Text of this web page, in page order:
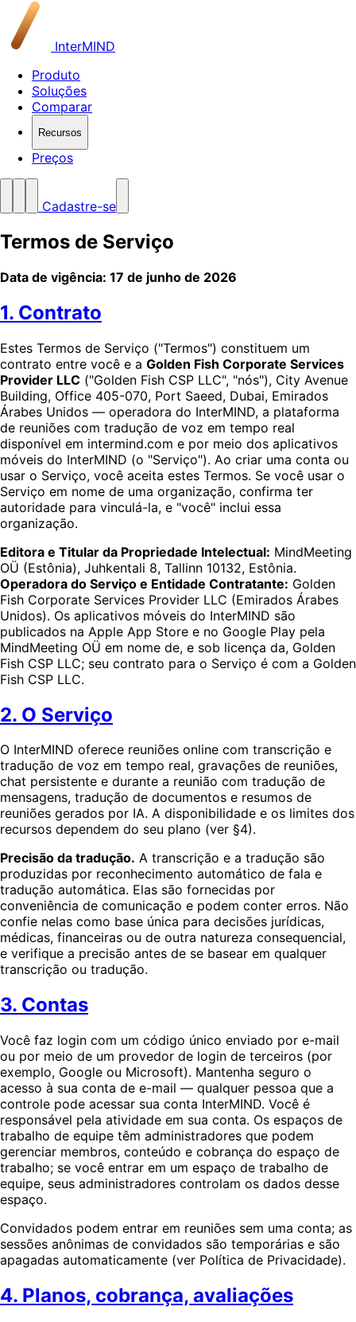
InterMIND
Produto
Soluções
Comparar
Recursos
Preços
Cadastre-se
Termos de Serviço
Data de vigência: 17 de junho de 2026
1. Contrato
Estes Termos de Serviço ("Termos") constituem um
contrato entre você e a Golden Fish Corporate Services
Provider LLC ("Golden Fish CSP LLC", "nós"), City Avenue
Building, Office 405-070, Port Saeed, Dubai, Emirados
Árabes Unidos — operadora do InterMIND, a plataforma
de reuniões com tradução de voz em tempo real
disponível em intermind.com e por meio dos aplicativos
móveis do InterMIND (o "Serviço"). Ao criar uma conta ou
usar o Serviço, você aceita estes Termos. Se você usar o
Serviço em nome de uma organização, confirma ter
autoridade para vinculá-la, e "você" inclui essa
organização.
Editora e Titular da Propriedade Intelectual: MindMeeting
OÜ (Estônia), Juhkentali 8, Tallinn 10132, Estônia.
Operadora do Serviço e Entidade Contratante: Golden
Fish Corporate Services Provider LLC (Emirados Árabes
Unidos). Os aplicativos móveis do InterMIND são
publicados na Apple App Store e no Google Play pela
MindMeeting OÜ em nome de, e sob licença da, Golden
Fish CSP LLC; seu contrato para o Serviço é com a Golden
Fish CSP LLC.
2. O Serviço
O InterMIND oferece reuniões online com transcrição e
tradução de voz em tempo real, gravações de reuniões,
chat persistente e durante a reunião com tradução de
mensagens, tradução de documentos e resumos de
reuniões gerados por IA. A disponibilidade e os limites dos
recursos dependem do seu plano (ver §4).
Precisão da tradução. A transcrição e a tradução são
produzidas por reconhecimento automático de fala e
tradução automática. Elas são fornecidas por
conveniência de comunicação e podem conter erros. Não
confie nelas como base única para decisões jurídicas,
médicas, financeiras ou de outra natureza consequencial,
e verifique a precisão antes de se basear em qualquer
transcrição ou tradução.
3. Contas
Você faz login com um código único enviado por e-mail
ou por meio de um provedor de login de terceiros (por
exemplo, Google ou Microsoft). Mantenha seguro o
acesso à sua conta de e-mail — qualquer pessoa que a
controle pode acessar sua conta InterMIND. Você é
responsável pela atividade em sua conta. Os espaços de
trabalho de equipe têm administradores que podem
gerenciar membros, conteúdo e cobrança do espaço de
trabalho; se você entrar em um espaço de trabalho de
equipe, seus administradores controlam os dados desse
espaço.
Convidados podem entrar em reuniões sem uma conta; as
sessões anônimas de convidados são temporárias e são
apagadas automaticamente (ver Política de Privacidade).
4. Planos, cobrança, avaliações